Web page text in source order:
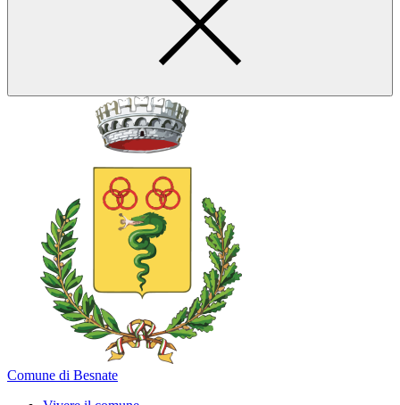
Comune di Besnate